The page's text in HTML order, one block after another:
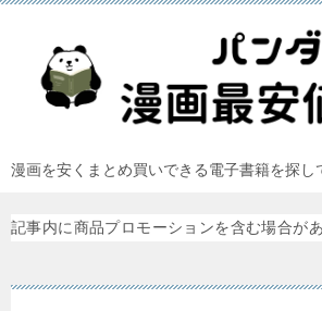
漫画を安くまとめ買いできる電子書籍を探し
記事内に商品プロモーションを含む場合があ